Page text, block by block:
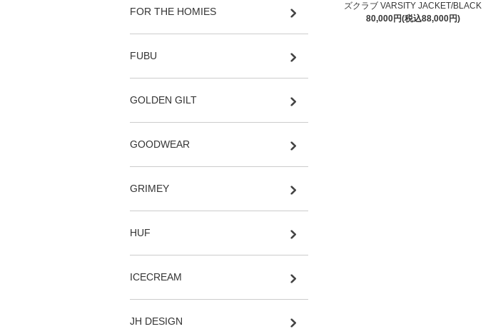
ズクラブ VARSITY JACKET/BLACK
80,000円(税込88,000円)
FOR THE HOMIES
FUBU
GOLDEN GILT
GOODWEAR
GRIMEY
HUF
ICECREAM
JH DESIGN